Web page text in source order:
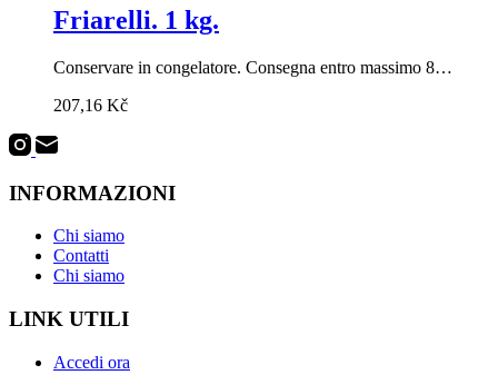
Friarelli. 1 kg.
Conservare in congelatore. Consegna entro massimo 8…
207,16 Kč
INFORMAZIONI
Chi siamo
Contatti
Chi siamo
LINK UTILI
Accedi ora